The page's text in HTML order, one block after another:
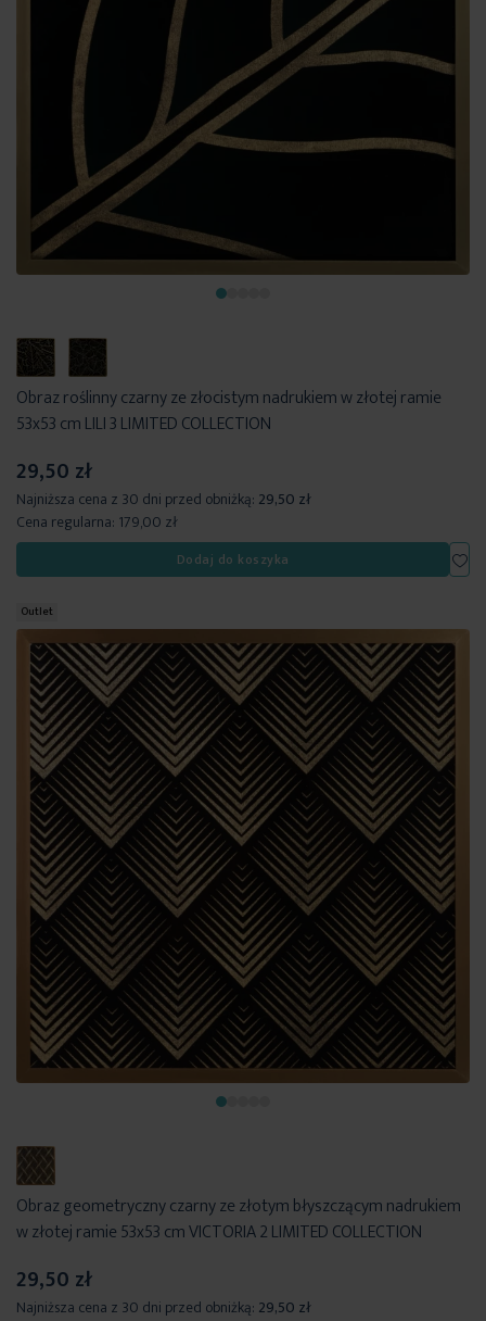
Obraz roślinny czarny ze złocistym nadrukiem w złotej ramie
53x53 cm LILI 3 LIMITED COLLECTION
29,50 zł
Najniższa cena z 30 dni przed obniżką: 29,50 zł
Cena regularna: 179,00 zł
Dodaj do koszyka
Outlet
Obraz geometryczny czarny ze złotym błyszczącym nadrukiem
w złotej ramie 53x53 cm VICTORIA 2 LIMITED COLLECTION
29,50 zł
Najniższa cena z 30 dni przed obniżką: 29,50 zł